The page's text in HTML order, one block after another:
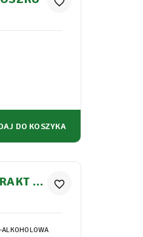
DO KOSZYKA
W
favorite_border